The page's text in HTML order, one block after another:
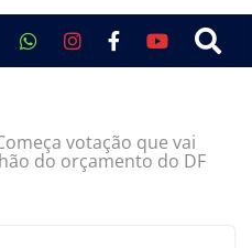
votação que vai
do orçamento do DF